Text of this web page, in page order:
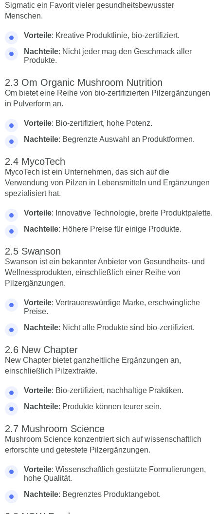
Sigmatic ein Favorit vieler gesundheitsbewusster
Menschen.
Vorteile: Kreative Produktlinie, bio-zertifiziert.
Nachteile: Nicht jeder mag den Geschmack aller
Produkte.
Om Organic Mushroom Nutrition
Om bietet eine Reihe von bio-zertifizierten Pilzergänzungen
in Pulverform an.
Vorteile: Bio-zertifiziert, hohe Potenz.
Nachteile: Begrenzte Auswahl an Produktformen.
MycoTech
MycoTech ist ein Unternehmen, das sich auf die
Verwendung von Pilzen in Lebensmitteln und Ergänzungen
spezialisiert hat.
Vorteile: Innovative Technologie, breite Produktpalette.
Nachteile: Höhere Preise für einige Produkte.
Swanson
Swanson ist ein bekannter Anbieter von Gesundheits- und
Wellnessprodukten, einschließlich einer Reihe von
Pilzergänzungen.
Vorteile: Vertrauenswürdige Marke, erschwingliche
Preise.
Nachteile: Nicht alle Produkte sind bio-zertifiziert.
New Chapter
New Chapter bietet ganzheitliche Ergänzungen an,
einschließlich Pilzextrakte.
Vorteile: Bio-zertifiziert, nachhaltige Praktiken.
Nachteile: Produkte können teurer sein.
Mushroom Science
Mushroom Science konzentriert sich auf wissenschaftlich
erforschte und getestete Pilzergänzungen.
Vorteile: Wissenschaftlich gestützte Formulierungen,
hohe Qualität.
Nachteile: Begrenztes Produktangebot.